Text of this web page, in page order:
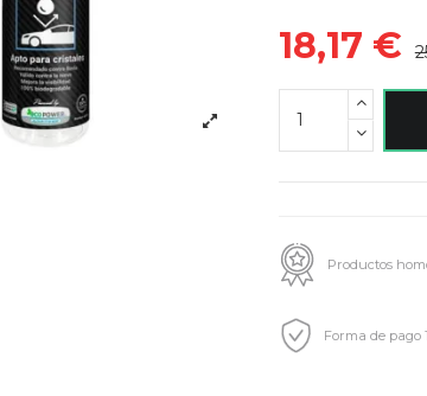
18,17 €
Productos
Forma de pago